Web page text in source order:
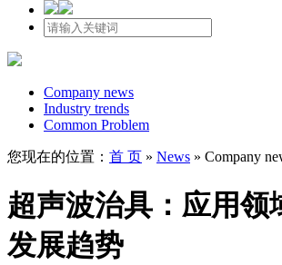
Company news
Industry trends
Common Problem
您现在的位置： 首 页 » News » Company
超声波治具：应用领
发展趋势